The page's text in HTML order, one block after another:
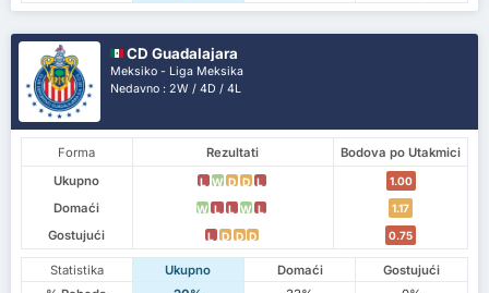
CD Guadalajara
Meksiko - Liga Meksika
Nedavno : 2W / 4D / 4L
Forma Rezultati
Bodova po Utakmici
Ukupno
L W D D L 1.00
Domaći W L L W L 1.17
Gostujući L D D D 0.75
Statistika Ukupno Domaći
Gostujući